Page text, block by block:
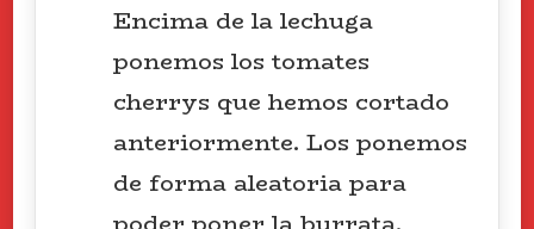
Encima de la lechuga
ponemos los tomates
cherrys que hemos cortado
anteriormente. Los ponemos
de forma aleatoria para